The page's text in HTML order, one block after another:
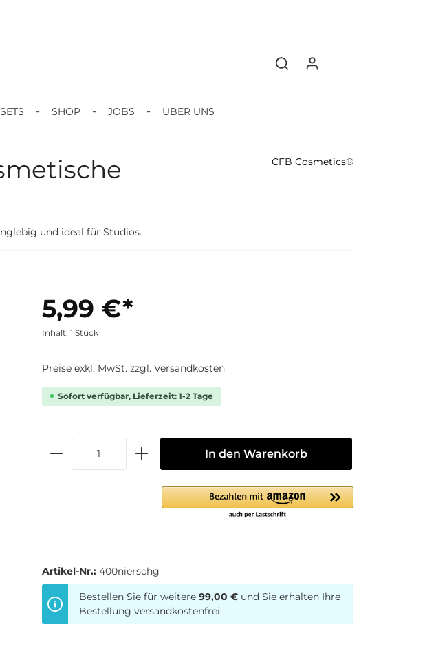
SHOP JOBS ÜBER UNS
CFB Cosmetics®
und ideal für Studios.
5,99 €*
Inhalt: 1 Stück
Preise exkl. MwSt. zzgl. Versandkosten
Sofort verfügbar, Lieferzeit: 1-2 Tage
In den Warenkorb
Artikel-Nr.: 400nierschg
Bestellen Sie für weitere 99,00 €und Sie erhalten Ihre
Bestellung versandkostenfrei.